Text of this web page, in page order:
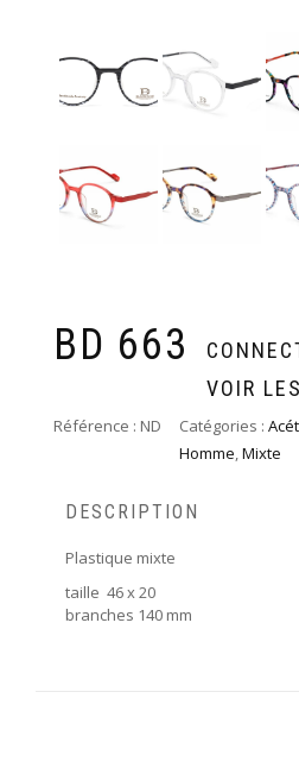
BD 663
VOIR
Référence : ND Catégories :
Homme,Mixte
DESCRIPTION
Plastique mixte
taille 46 x 20
branches 140 mm